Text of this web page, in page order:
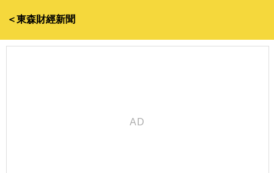
＜東森財經新聞